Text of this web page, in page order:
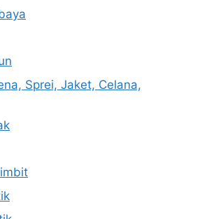
Sprei, Jaket, Celana,